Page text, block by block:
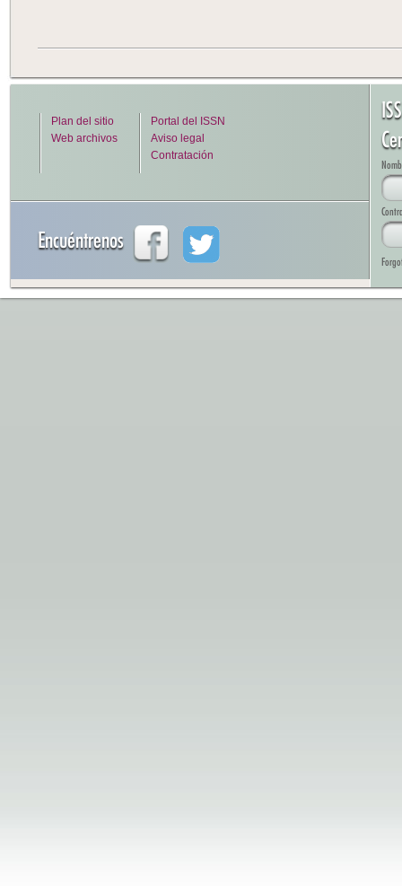
Plan del sitio
Web archivos
Portal del ISSN
Aviso legal
Contratación
Encuéntrenos